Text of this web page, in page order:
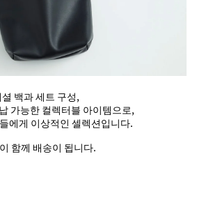
백과 세트 구성,
가능한 컬렉터블 아이템으로,
에게 이상적인 셀렉션입니다.
함께 배송이 됩니다.